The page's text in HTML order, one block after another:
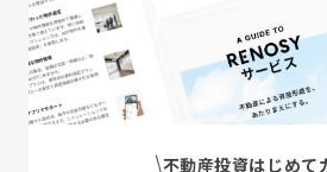
不動産投資はじめて